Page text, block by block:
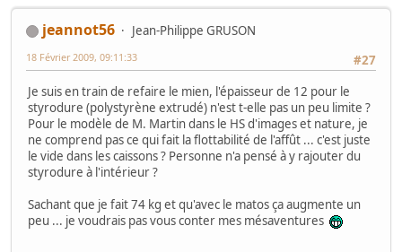
jeannot56
Jean-Philippe GRUSON
#27
18 Février 2009, 09:11:33
Je suis en train de refaire le mien, l'épaisseur de 12 pour le
styrodure (polystyrène extrudé) n'est t-elle pas un peu limite ?
Pour le modèle de M. Martin dans le HS d'images et nature, je
ne comprend pas ce qui fait la flottabilité de l'affût ... c'est juste
le vide dans les caissons ? Personne n'a pensé à y rajouter du
styrodure à l'intérieur ?
Sachant que je fait 74 kg et qu'avec le matos ça augmente un
peu ... je voudrais pas vous conter mes mésaventures